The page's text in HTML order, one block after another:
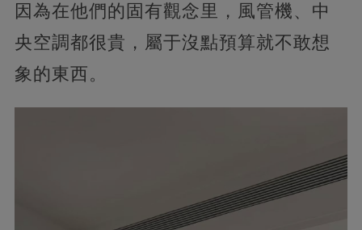
因為在他們的固有觀念里，風管機、中
央空調都很貴，屬于沒點預算就不敢想
象的東西。